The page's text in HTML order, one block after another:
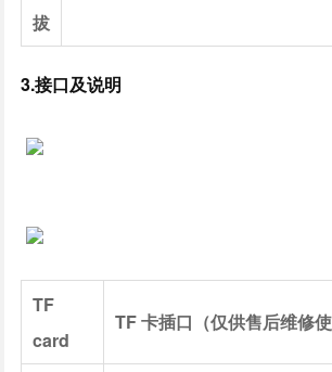
拔
3.接口及说明
TF
card
TF 卡插口（仅供售后维修使